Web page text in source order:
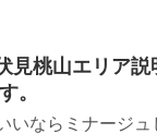
見桃山エリア
。
いならミナージ